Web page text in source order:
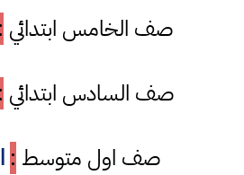
صف الخامس ابتدائي :
صف السادس ابتدائي :
صف اول متوسط :